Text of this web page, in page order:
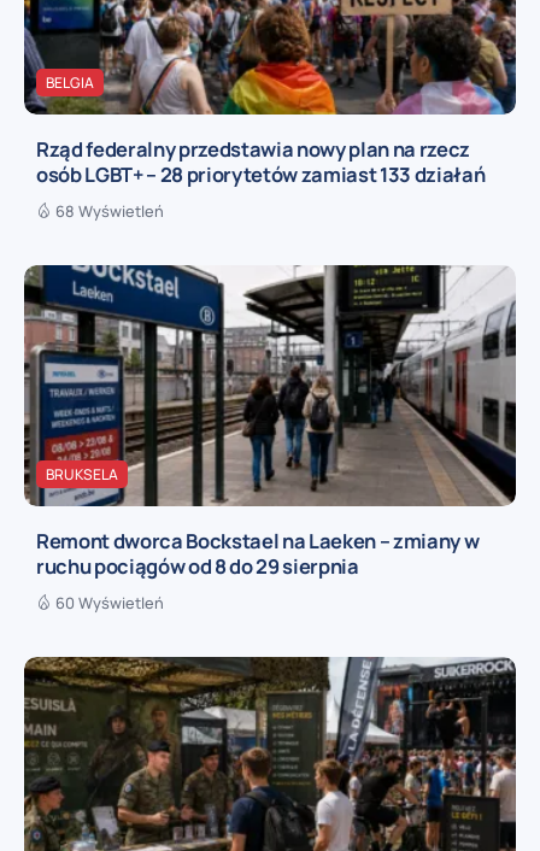
BELGIA
Rząd federalny przedstawia nowy plan na rzecz
osób LGBT+ – 28 priorytetów zamiast 133 działań
68 Wyświetleń
BRUKSELA
Remont dworca Bockstael na Laeken – zmiany w
ruchu pociągów od 8 do 29 sierpnia
60 Wyświetleń